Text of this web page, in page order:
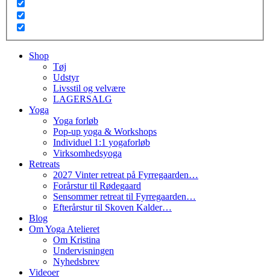
Shop
Tøj
Udstyr
Livsstil og velvære
LAGERSALG
Yoga
Yoga forløb
Pop-up yoga & Workshops
Individuel 1:1 yogaforløb
Virksomhedsyoga
Retreats
2027 Vinter retreat på Fyrregaarden…
Forårstur til Rødegaard
Sensommer retreat til Fyrregaarden…
Efterårstur til Skoven Kalder…
Blog
Om Yoga Atelieret
Om Kristina
Undervisningen
Nyhedsbrev
Videoer